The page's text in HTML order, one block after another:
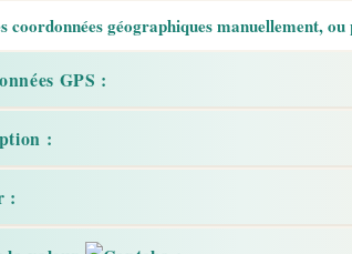
coordonnées géographiques manuellement,
GPS :
:
: